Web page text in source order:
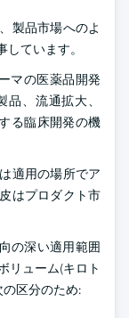
製品市場へのよ
ています。
マの医薬品開発
、流通拡大、
る臨床開発の機
適用の場所でア
はプロダクト市
の深い適用範囲
リューム(キロト
の区分のため: